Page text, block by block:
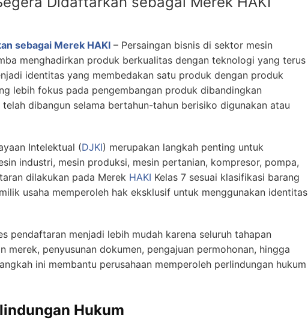
sebagai Merek HAKI – Persaingan bisnis di sektor mesin
menghadirkan produk berkualitas dengan teknologi yang terus
identitas yang membedakan satu produk dengan produk
lebih fokus pada pengembangan produk dibandingkan
dibangun selama bertahun-tahun berisiko digunakan atau
Intelektual (DJKI) merupakan langkah penting untuk
industri, mesin produksi, mesin pertanian, kompresor, pompa,
dilakukan pada Merek HAKI Kelas 7 sesuai klasifikasi barang
usaha memperoleh hak eksklusif untuk menggunakan identitas
pendaftaran menjadi lebih mudah karena seluruh tahapan
penyusunan dokumen, pengajuan permohonan, hingga
ini membantu perusahaan memperoleh perlindungan hukum
Hukum